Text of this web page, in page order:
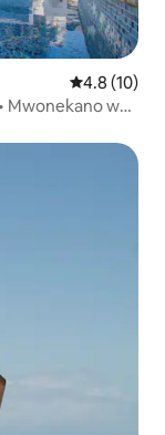
Ukadiriaji
4.8 (10)
Mwonekano wa